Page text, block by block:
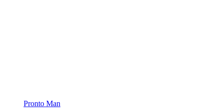
Pronto Man